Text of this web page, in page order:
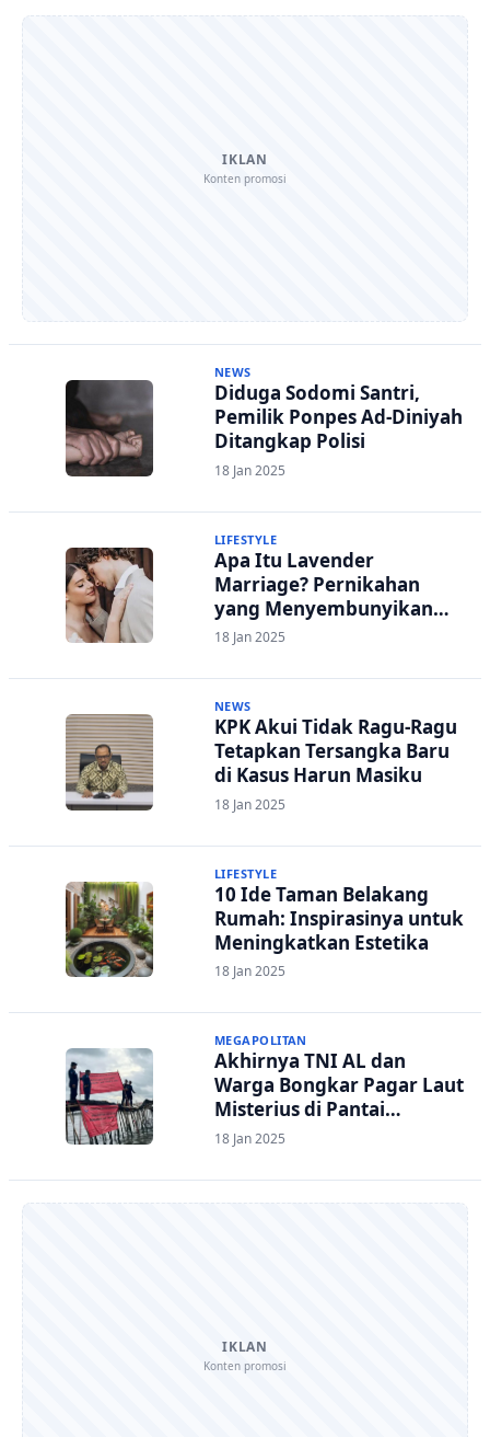
IKLAN
Konten promosi
NEWS
Diduga Sodomi Santri,
Pemilik Ponpes Ad-Diniyah
Ditangkap Polisi
18 Jan 2025
LIFESTYLE
Apa Itu Lavender
Marriage? Pernikahan
yang Menyembunyikan
Orientasi Seksual Demi
18 Jan 2025
NEWS
KPK Akui Tidak Ragu-Ragu
Tetapkan Tersangka Baru
di Kasus Harun Masiku
18 Jan 2025
LIFESTYLE
10 Ide Taman Belakang
Rumah: Inspirasinya untuk
Meningkatkan Estetika
18 Jan 2025
MEGAPOLITAN
Akhirnya TNI AL dan
Warga Bongkar Pagar Laut
Misterius di Pantai
Tangerang
18 Jan 2025
IKLAN
Konten promosi